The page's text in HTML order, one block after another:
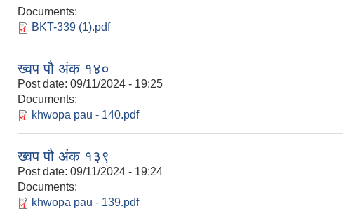
Documents:
BKT-339 (1).pdf
ख्वप पौ अंक १४०
Post date: 09/11/2024 - 19:25
Documents:
khwopa pau - 140.pdf
ख्वप पौ अंक १३९
Post date: 09/11/2024 - 19:24
Documents:
khwopa pau - 139.pdf